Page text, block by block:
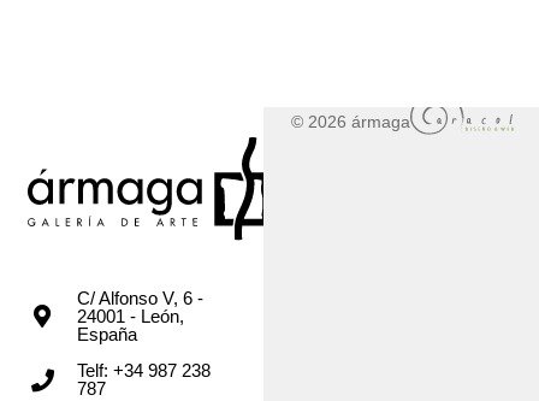
C/ Alfonso V, 6 -
24001 - León,
España
Telf: +34 987 238
787
© 2026 ármaga